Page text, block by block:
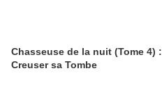
Chasseuse de la nuit (Tome 4) :
Creuser sa Tombe